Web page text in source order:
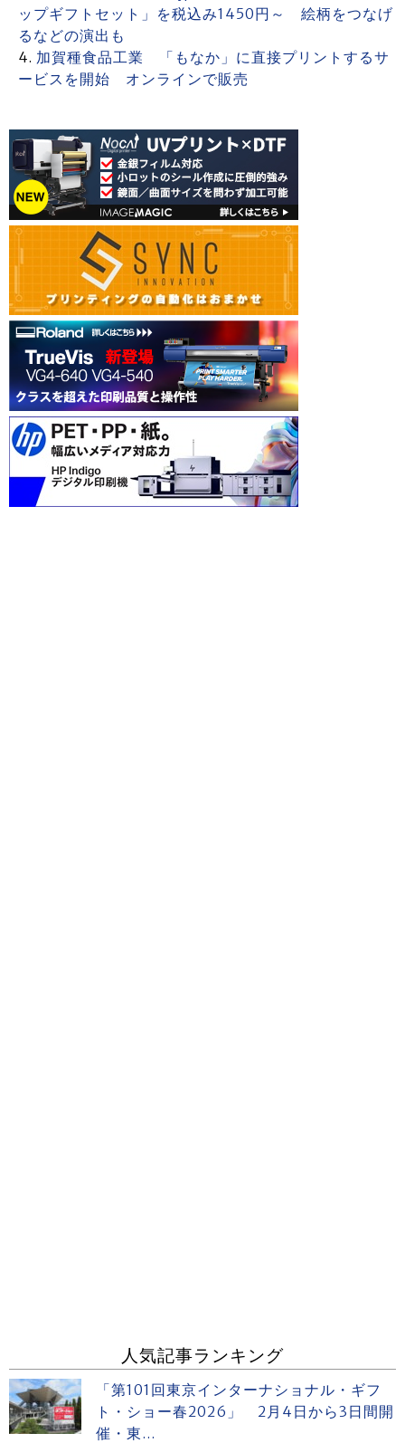
ップギフトセット」を税込み1450円～ 絵柄をつなげ
るなどの演出も
加賀種食品工業 「もなか」に直接プリントするサ
ービスを開始 オンラインで販売
人気記事ランキング
「第101回東京インターナショナル・ギフ
ト・ショー春2026」 2月4日から3日間開
催・東...